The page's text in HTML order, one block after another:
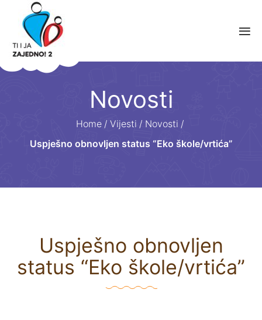
Novosti
Home / Vijesti / Novosti /
Uspješno obnovljen status “Eko škole/vrtića”
Uspješno obnovljen
status “Eko škole/vrtića”